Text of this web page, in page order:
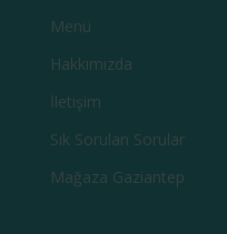
Menü
Hakkımızda
İletişim
Sık Sorulan Sorular
Mağaza Gaziantep